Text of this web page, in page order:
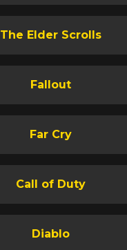
The Elder Scrolls
Fallout
Far Cry
Call of Duty
Diablo